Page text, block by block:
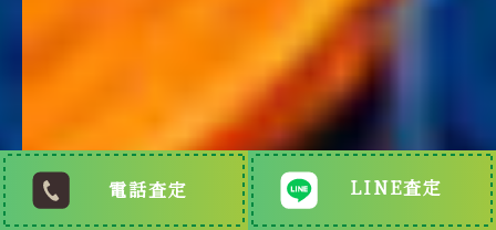
電話査定 LINE査定